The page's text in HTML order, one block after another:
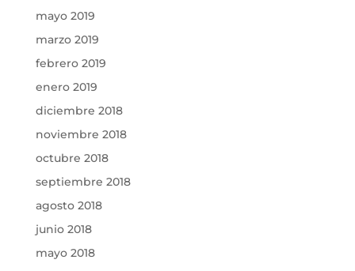
mayo 2019
marzo 2019
febrero 2019
enero 2019
diciembre 2018
noviembre 2018
octubre 2018
septiembre 2018
agosto 2018
junio 2018
mayo 2018